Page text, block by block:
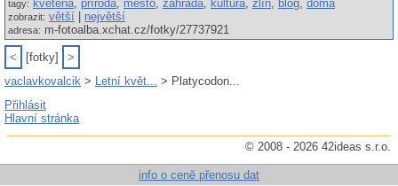
tagy: květena, příroda, město, zahrada, kultura, zlín, blog, doma
zobrazit: větší největší
adresa: m-fotoalba.xchat.cz/fotky/27737921
< [fotky]
>
vaclavkovalcik > Letní květ... > Platycodon...
Přihlásit
Hlavní stránka
© 2008 - 2026 42ideas s.r.o.
info o ceně přenosu dat